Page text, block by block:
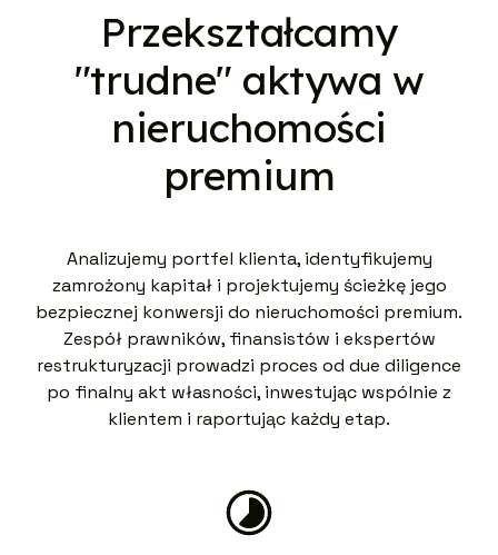
Przekształcamy
"trudne" aktywa w
nieruchomości
premium
Analizujemy portfel klienta, identyfikujemy
zamrożony kapitał i projektujemy ścieżkę jego
bezpiecznej konwersji do nieruchomości premium.
Zespół prawników, finansistów i ekspertów
restrukturyzacji prowadzi proces od due diligence
po finalny akt własności, inwestując wspólnie z
klientem i raportując każdy etap.